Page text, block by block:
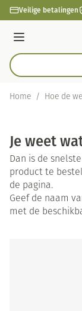
Ga naar de inhoud
Veilige betalingen
Menu
Product, merk,
Home / Hoe de
Je weet
Dan is de
product te
de pagina.
Geef de naam
met de